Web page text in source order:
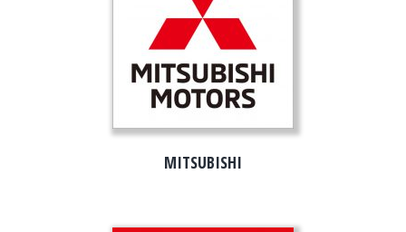
MITSUBISHI